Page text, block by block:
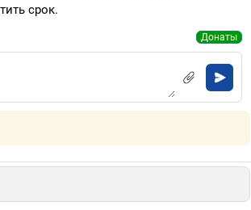
срок.
Донаты